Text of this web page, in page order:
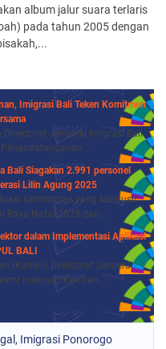
album jalur suara terlaris
pada tahun 2005 dengan
Imigrasi Bali Teken Komitmen
Direktorat Jenderal Imigrasi Bali
Bali Siagakan 2.991 personel
Lilin Agung 2025
kamtibmas yang kondusif
Raya Natal 2025 dan...
dalam Implementasi Aplikasi
BALI
(Kanwil) Direktorat Jenderal
meluncurkan dan...
Imigrasi Ponorogo